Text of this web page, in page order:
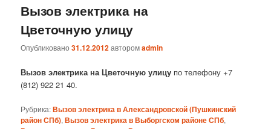
Вызов электрика на
Цветочную улицу
Опубликовано31.12.2012авторомadmin
Вызов электрика на Цветочную улицу по телефону +7
(812) 922 21 40.
Рубрика:Вызов электрика в Александровской (Пушкинский
район СПб),Вызов электрика в Выборгском районе СПб,